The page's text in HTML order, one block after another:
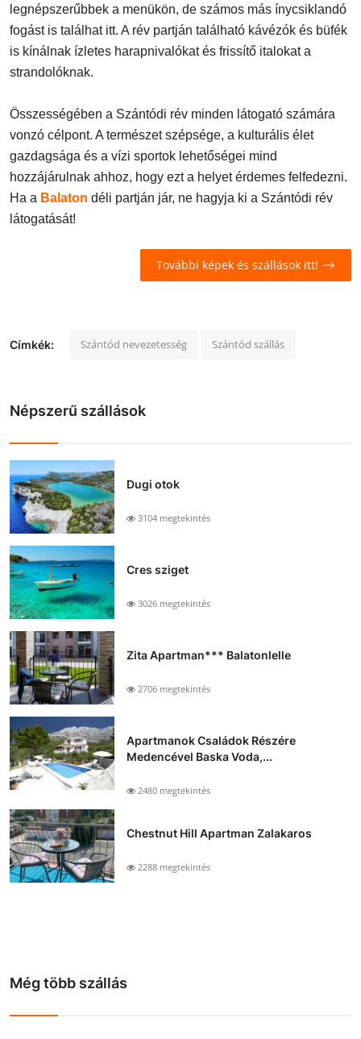
legnépszerűbbek a menükön, de számos más ínycsiklandó
fogást is találhat itt. A rév partján található kávézók és büfék
is kínálnak ízletes harapnivalókat és frissítő italokat a
strandolóknak.
Összességében a Szántódi rév minden látogató számára
vonzó célpont. A természet szépsége, a kulturális élet
gazdagsága és a vízi sportok lehetőségei mind
hozzájárulnak ahhoz, hogy ezt a helyet érdemes felfedezni.
Ha a Balaton déli partján jár, ne hagyja ki a Szántódi rév
látogatását!
További képek és szállások itt!
Címkék: Szántód nevezetesség Szántód szállás
Népszerű szállások
Dugi otok
3104 megtekintés
Cres sziget
3026 megtekintés
Zita Apartman*** Balatonlelle
2706 megtekintés
Apartmanok Családok Részére
Medencével Baska Voda,...
2480 megtekintés
Chestnut Hill Apartman Zalakaros
2288 megtekintés
Még több szállás